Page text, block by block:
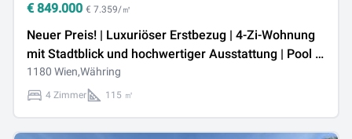
€ 849.000 € 7.359/㎡
Neuer Preis! | Luxuriöser Erstbezug | 4-Zi-Wohnung
mit Stadtblick und hochwertiger Ausstattung | Pool |
Sauna | 2 Garagenplätze
1180 Wien,Währing
4 Zimmer 115 ㎡